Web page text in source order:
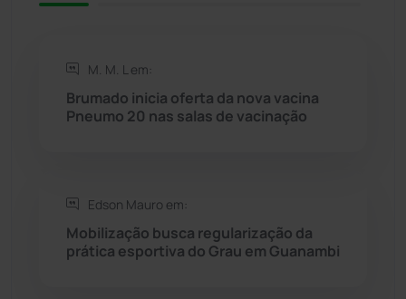
Rio do Antônio
Rio do Pires
Seabra
M. M. L em:
Brumado inicia oferta da nova vacina
Pneumo 20 nas salas de vacinação
Edson Mauro em:
Mobilização busca regularização da
prática esportiva do Grau em Guanambi